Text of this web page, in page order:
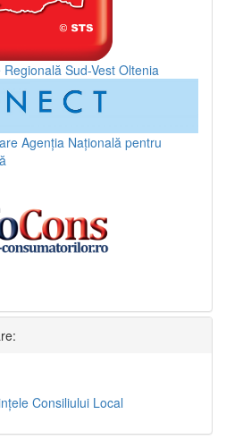
Sud-Vest Oltenia
Agenția Națională pentru
Consiliului Local